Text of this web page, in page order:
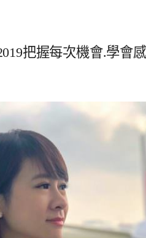
把握每次機會.學會